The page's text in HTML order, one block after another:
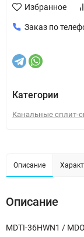
Избранное
Заказ по
Категории
Канальные сплит-
Описание
Описание
MDTI-36HWN1 /